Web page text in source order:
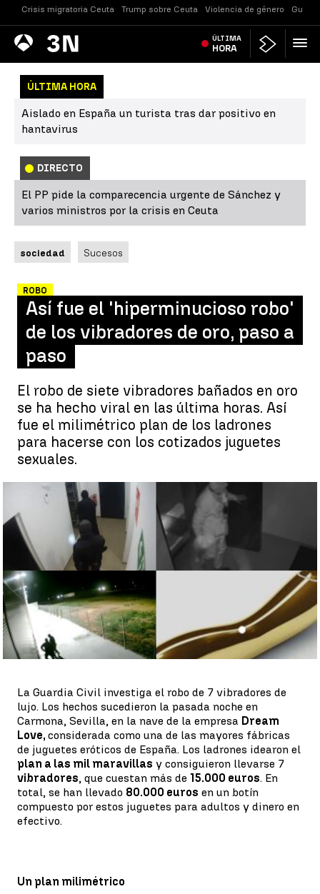
Crisis migratoria Ceuta Trump sobre Ceuta Violencia de género
Antena
3 Noticias ÚLTIMA
HORA
ÚLTIMA HORA
Aislado en España un turista tras dar positivo en
hantavirus
DIRECTO
El PP pide la comparecencia urgente de Sánchez y
varios ministros por la crisis en Ceuta
sociedad Sucesos
ROBO
Así fue el 'hiperminucioso robo'
de los vibradores de oro, paso a
paso
El robo de siete vibradores bañados en oro
se ha hecho viral en las última horas. Así
fue el milimétrico plan de los ladrones
para hacerse con los cotizados juguetes
sexuales.
El robo de los vibradores de oro, paso a paso |Antena 3 Noticias
Eva Navarro
Publicado:03 de febrero de 2023, 19:34
WhatsappFacebook
X Linkedin
La Guardia Civil investiga el robo de 7 vibradores de
lujo. Los hechos sucedieron la pasada noche en
Carmona, Sevilla, en la nave de la empresa Dream
Love, considerada como una de las mayores fábricas
de juguetes eróticos de España. Los ladrones idearon el
plan a las mil maravillas y consiguieron llevarse 7
vibradores, que cuestan más de 15.000 euros. En
total, se han llevado 80.000 euros en un botín
compuesto por estos juguetes para adultos y dinero en
efectivo.
Un plan milimétrico